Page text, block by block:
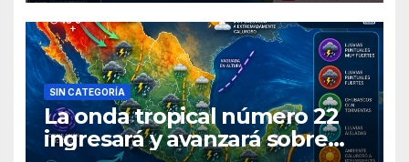
SIN CATEGORÍA
La onda tropical número 22
ingresará y avanzará sobre